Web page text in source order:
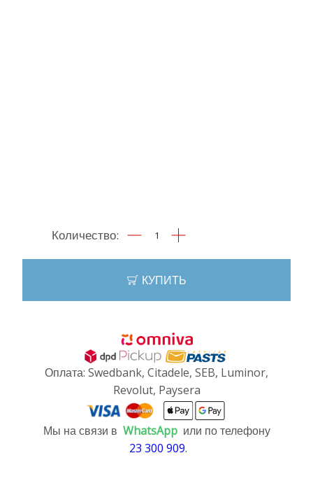
Количество
Авторучка
"Model
КУПИТЬ
Оплата: Swedbank, Citadele, SEB, Luminor,
Revolut, Paysera
Мы на связи в WhatsAppили по телефону
23 300 909.